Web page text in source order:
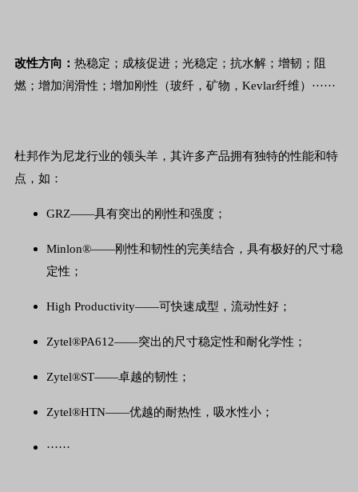
改性方向： 热稳定；成核促进；光稳定；抗水解；增韧；阻
燃；增加润滑性；增加刚性（玻纤，矿物，Kevlar纤维）······
杜邦作为尼龙行业的领头羊，其许多产品拥有独特的性能和特
点，如：
GRZ——具有突出的刚性和强度；
Minlon®——刚性和韧性的完美结合，具有极好的尺寸稳
定性；
High Productivity——可快速成型，流动性好；
Zytel®PA612——突出的尺寸稳定性和耐化学性；
Zytel®ST——卓越的韧性；
Zytel®HTN——优越的耐热性，吸水性小；
······